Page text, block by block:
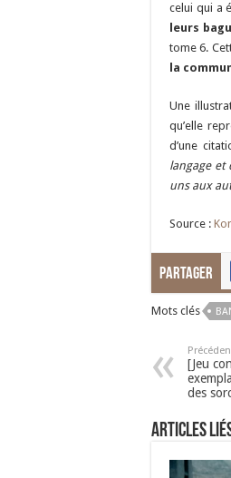
celui qui a
leurs
tome 6.
la
Une
qu’elle
d’une
langage et
uns aux
Source :
Partager
Mots clés
[Jeu
des
Articles